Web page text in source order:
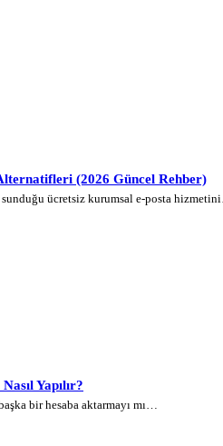
(2026 Güncel Rehber)
sunduğu ücretsiz kurumsal e-posta
Yapılır?
bir hesaba aktarmayı mı…